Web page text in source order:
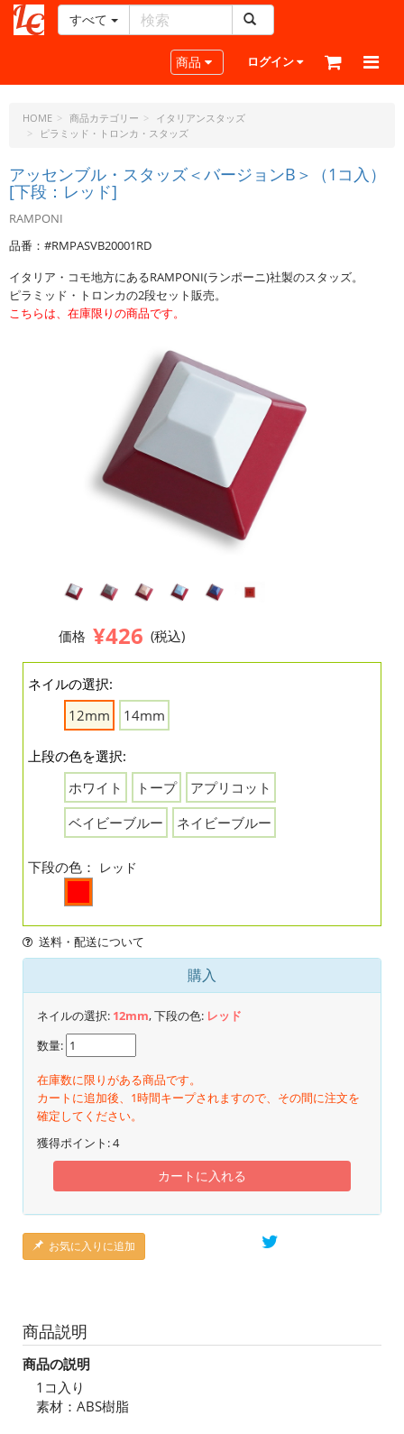
ー
ラ
フ
ド
ッ
ト・
ェ
ー
ピ
ー
すべて
Toggle navigation
商品 ログイン
HOME 商品カテゴリー
イタリアンスタッズ
ピラミッド・トロンカ・スタッズ
アッセンブル・スタッズ＜バージョンB＞（1コ入）
[下段：レッド]
RAMPONI
品番：#RMPASVB20001RD
イタリア・コモ地方にあるRAMPONI(ランポーニ)社製のスタッズ。
ピラミッド・トロンカの2段セット販売。
こちらは、在庫限りの商品です。
価格 ¥426 (税込)
ネイルの選択:
12mm
14mm
上段の色を選択:
ホワイト
トープ
アプリコット
ベイビーブルー
ネイビーブルー
下段の色： レッド
送料・配送について
購入
ネイルの選択: 12mm, 下段の色: レッド
数量:
在庫数に限りがある商品です。
カートに追加後、1時間キープされますので、その間に注文を
確定してください。
獲得ポイント:4
カートに入れる
お気に入りに追加
商品説明
商品の説明
1コ入り
素材：ABS樹脂